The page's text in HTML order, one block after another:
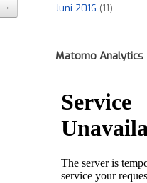
→
Juni 2016 (11)
Matomo Analytics